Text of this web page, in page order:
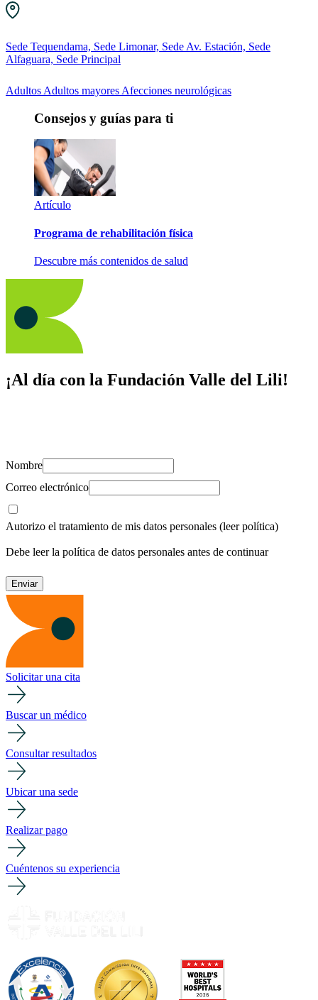
Sede Tequendama, Sede Limonar, Sede Av. Estación, Sede
Alfaguara, Sede Principal
Adultos Adultos mayores Afecciones neurológicas
Consejos y guías para ti
Artículo
Programa de rehabilitación física
Descubre más contenidos de salud
¡Al día con la Fundación Valle del Lili!
Nombre
Correo electrónico
Autorizo el tratamiento de mis datos personales (leer política)
Debe leer la política de datos personales antes de continuar
Solicitar una cita
Buscar un médico
Consultar resultados
Ubicar una sede
Realizar pago
Cuéntenos su experiencia